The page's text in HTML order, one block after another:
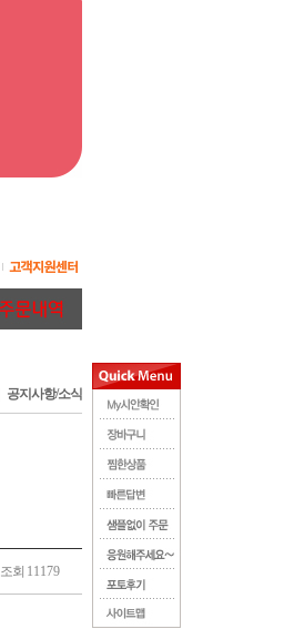
공지사항/소식
조회 11179